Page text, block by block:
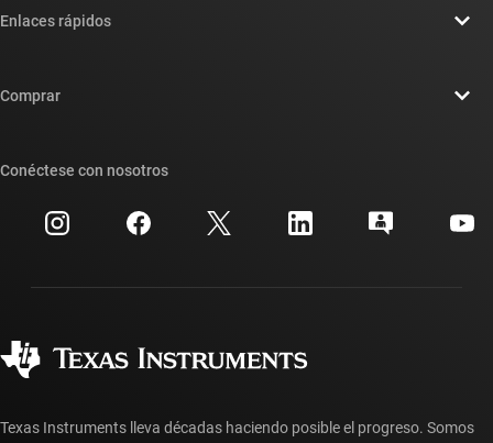
Sala de redacción
Relaciones con los inversionistas
Fabricación
Enlaces rápidos
Búsqueda de referencias cruzadas
Centro de atención al cliente
Preguntas frecuentes sobre la cuenta myTI
Comprar
Preguntas frecuentes sobre pedidos
Conéctese con nosotros
Texas Instruments lleva décadas haciendo posible el progreso. Somos